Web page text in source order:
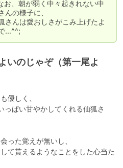
お、朝が弱く中々起きれない中
んの様子に、
さんは愛おしさがこみ上げたよ
…^^;
いのじゃぞ（第一尾よ
優しく、
っぱい甘やかしてくれる仙狐さ
った覚えが無いし、
て貰えるようなことをした心当た